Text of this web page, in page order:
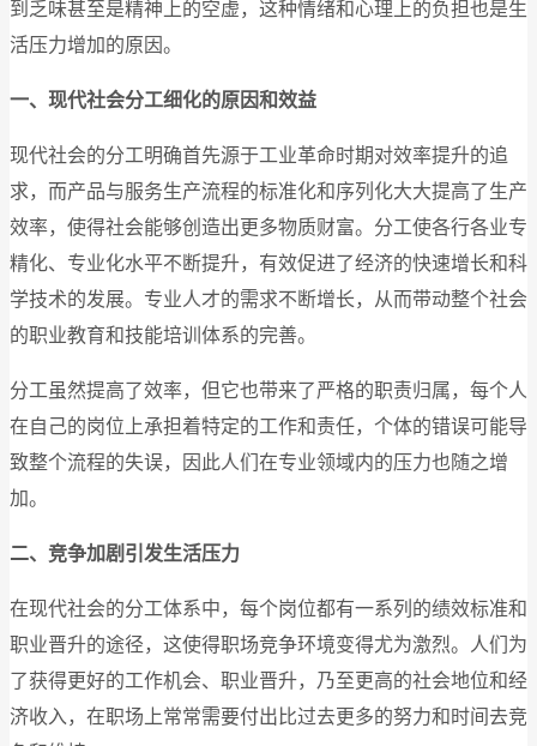
到乏味甚至是精神上的空虚，这种情绪和心理上的负担也是生
活压力增加的原因。
一、现代社会分工细化的原因和效益
现代社会的分工明确首先源于工业革命时期对效率提升的追
求，而产品与服务生产流程的标准化和序列化大大提高了生产
效率，使得社会能够创造出更多物质财富。分工使各行各业专
精化、专业化水平不断提升，有效促进了经济的快速增长和科
学技术的发展。专业人才的需求不断增长，从而带动整个社会
的职业教育和技能培训体系的完善。
分工虽然提高了效率，但它也带来了严格的职责归属，每个人
在自己的岗位上承担着特定的工作和责任，个体的错误可能导
致整个流程的失误，因此人们在专业领域内的压力也随之增
加。
二、竞争加剧引发生活压力
在现代社会的分工体系中，每个岗位都有一系列的绩效标准和
职业晋升的途径，这使得职场竞争环境变得尤为激烈。人们为
了获得更好的工作机会、职业晋升，乃至更高的社会地位和经
济收入，在职场上常常需要付出比过去更多的努力和时间去竞